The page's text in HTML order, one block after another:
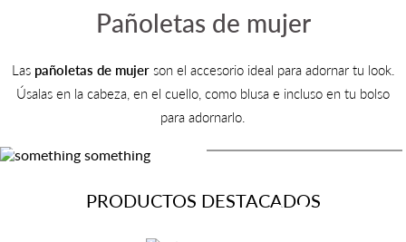
Pañoletas de mujer
Las pañoletas de mujerson el accesorio ideal para adornar tu look.
Úsalas en la cabeza, en el cuello, como blusa e incluso en tu bolso
para adornarlo.
404
PRODUCTOS DESTACADOS